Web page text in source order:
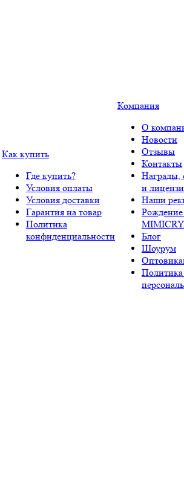
Как купить
Где купить?
Условия оплаты
Условия доставки
Гарантия на товар
Политика
конфиденциальности
Компания
О
Новости
Отзывы
Контакты
Награды,
и
Наши
Рождение
Блог
Шоурум
Политика